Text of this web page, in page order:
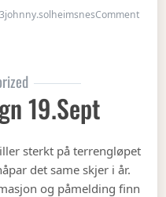
johnny.solheimsnesCommenton
19.sept
sterkt på terrengløpet
det same skjer i år.
og påmelding finn